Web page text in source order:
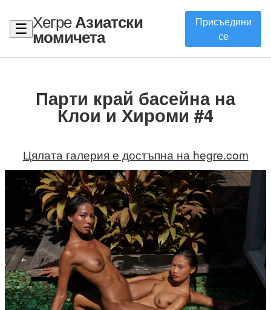
☰ ХегреАзиатски
момичета
Присъедини
се
Парти край басейна на
Клои и Хироми #4
Цялата галерия е достъпна на hegre.com